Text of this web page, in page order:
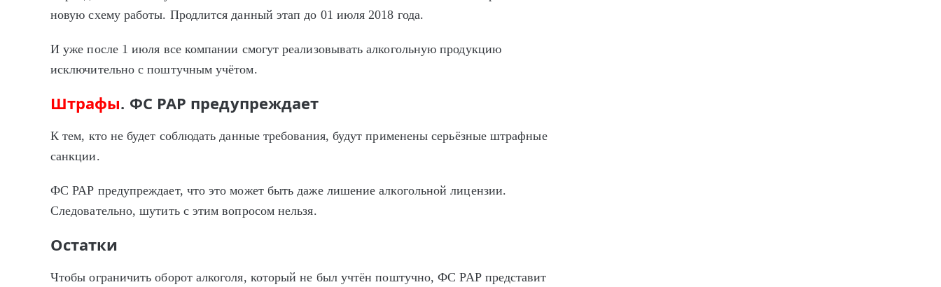
новую схему работы. Продлится данный этап до 01 июля 2018 года.
И уже после 1 июля все компании смогут реализовывать алкогольную продукцию
исключительно с поштучным учётом.
Штрафы. ФС РАР предупреждает
К тем, кто не будет соблюдать данные требования, будут применены серьёзные штрафные
санкции.
ФС РАР предупреждает, что это может быть даже лишение алкогольной лицензии.
Следовательно, шутить с этим вопросом нельзя.
Остатки
Чтобы ограничить оборот алкоголя, который не был учтён поштучно, ФС РАР представит